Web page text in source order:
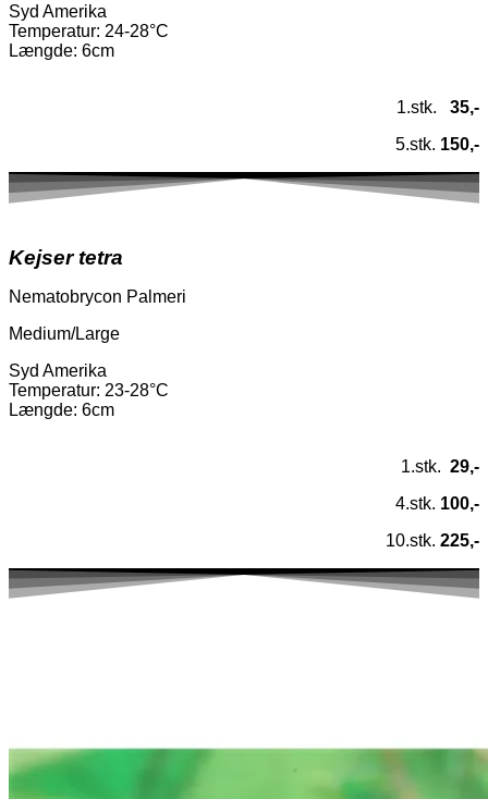
Syd Amerika
Temperatur: 24-28°C
Længde: 6cm
1.stk.
35,-
5.stk. 150,-
Kejser tetra
Nematobrycon Palmeri
Medium/Large
Syd Amerika
Temperatur: 23-28°C
Længde: 6cm
1.stk. 29,-
4.stk. 100,-
10.stk. 225,-